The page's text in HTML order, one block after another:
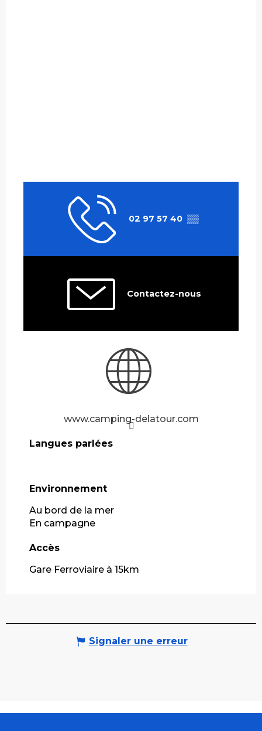
02 97 57 40 ▒▒
Contactez-nous
www.camping-delatour.com
Langues parlées
Langues parlées
Environnement
Environnement
Au bord de la mer
En campagne
Accès
Accès
Gare Ferroviaire à 15km
Signaler une erreur